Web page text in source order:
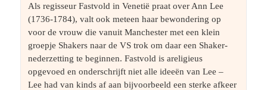
Als regisseur Fastvold in Venetië praat over Ann Lee
(1736-1784), valt ook meteen haar bewondering op
voor de vrouw die vanuit Manchester met een klein
groepje Shakers naar de VS trok om daar een Shaker-
nederzetting te beginnen. Fastvold is areligieus
opgevoed en onderschrijft niet alle ideeën van Lee –
Lee had van kinds af aan bijvoorbeeld een sterke afkeer